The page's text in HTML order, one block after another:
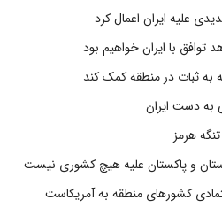
علیه ایران اعمال کرد
با ایران خواهیم بود
به ثبات در منطقه کمک کند
هرمز
و پاکستان علیه هیچ کشوری نیست
کشورهای منطقه به آمریکاست